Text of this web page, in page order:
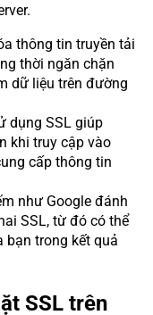
thông tin truyền tải
thời ngăn chặn
dữ liệu trên đường
dụng SSL giúp
khi truy cập vào
cấp thông tin
như Google đánh
SSL, từ đó có thể
bạn trong kết quả
SSL trên